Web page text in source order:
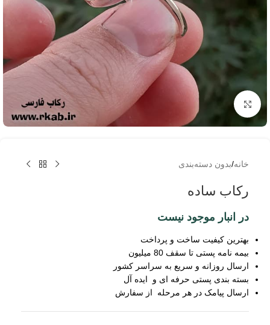
برای بزرگنمایی کلیک کنید
خانه/بدون دسته‌بندی
رکاب ساده
در انبار موجود نیست
بهترین کیفیت ساخت و پرداخت
بیمه نامه پستی تا سقف 80 میلیون
ارسال روزانه و سریع به سراسر کشور
بسته بندی پستی حرفه ای و ایده آل
ارسال پیامک در هر مرحله از سفارش